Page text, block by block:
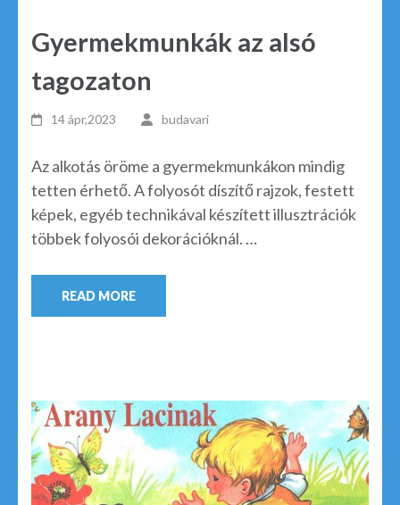
Gyermekmunkák az alsó
tagozaton
14 ápr,2023 budavari
Az alkotás öröme a gyermekmunkákon mindig
tetten érhető. A folyosót díszítő rajzok, festett
képek, egyéb technikával készített illusztrációk
többek folyosói dekorációknál. …
READ MORE